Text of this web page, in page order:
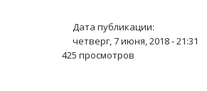
Дата публикации:
четверг, 7 июня, 2018 - 21:31
425 просмотров